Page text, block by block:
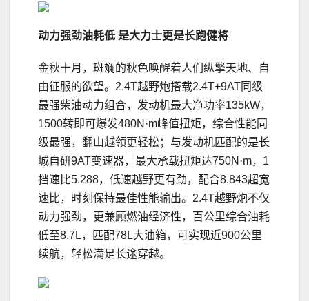
动力强劲油耗低 是大力士更是长跑健将
金秋十月，斑斓的秋色唤醒着人们纵擎天地、自
由征服的欲望。2.4T越野炮搭载2.4T+9AT同级
最强柴油动力组合，发动机最大净功率135kW，
1500转即可爆发480N·m峰值扭矩，综合性能同
级最强，翻山越领更轻松；与发动机匹配的是长
城自研9AT变速器，最大承载扭矩达750N·m，1
挡速比5.288，低速越野更有劲，配合8.843超宽
速比，时刻保持最佳性能输出。2.4T越野炮不仅
动力强劲，更兼顾燃油经济性，百公里综合油耗
低至8.7L，匹配78L大油箱，可实现近900公里
续航，轻松满足长途穿越。